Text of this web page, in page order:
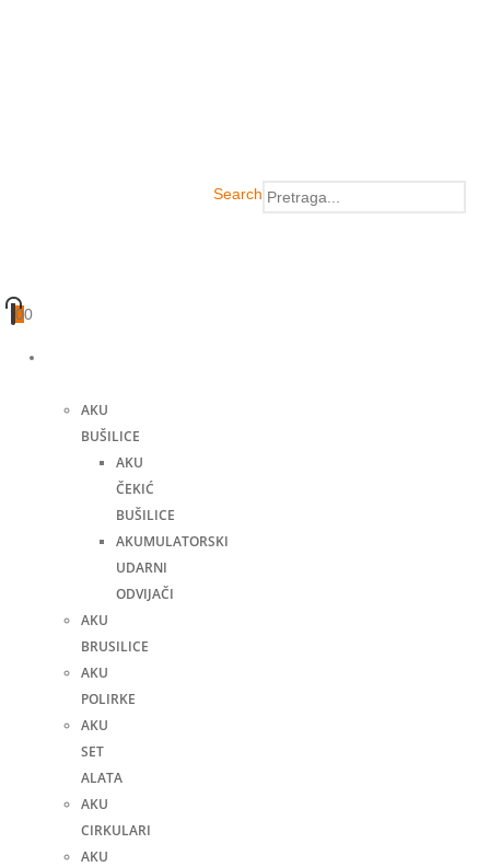
Search
00
AKU
BUŠILICE
AKU
ČEKIĆ
BUŠILICE
AKUMULATORSKI
UDARNI
ODVIJAČI
AKU
BRUSILICE
AKU
POLIRKE
AKU
SET
ALATA
AKU
CIRKULARI
AKU